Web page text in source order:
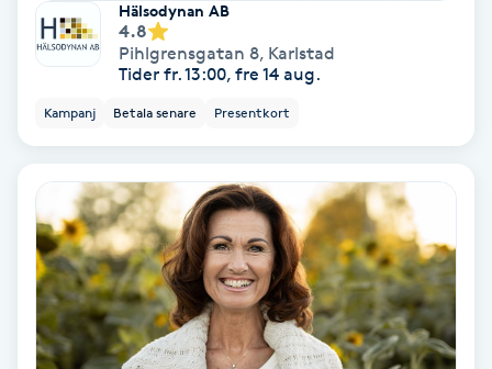
Blowout
Brynformning
Brynfärgning
Brynplockning
Bröllopsuppsättning
Hälsodynan AB
4.8
Pihlgrensgatan 8, Karlstad
Tider fr. 13:00, fre 14 aug.
Kampanj Betala senare Presentkort